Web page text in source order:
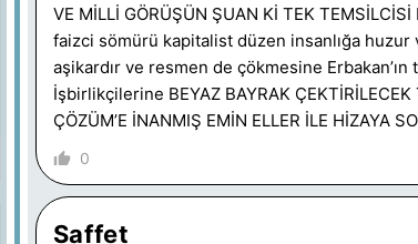
VE MİLLİ GÖRÜŞÜN ŞUAN Kİ TEK
faizci sömürü kapitalist düzen insanlığa
aşikardır ve resmen de çökmesine
İşbirlikçilerine BEYAZ BAYRAK
ÇÖZÜM’E İNANMIŞ EMİN ELLER İLE HİZAYA
0
Saffet